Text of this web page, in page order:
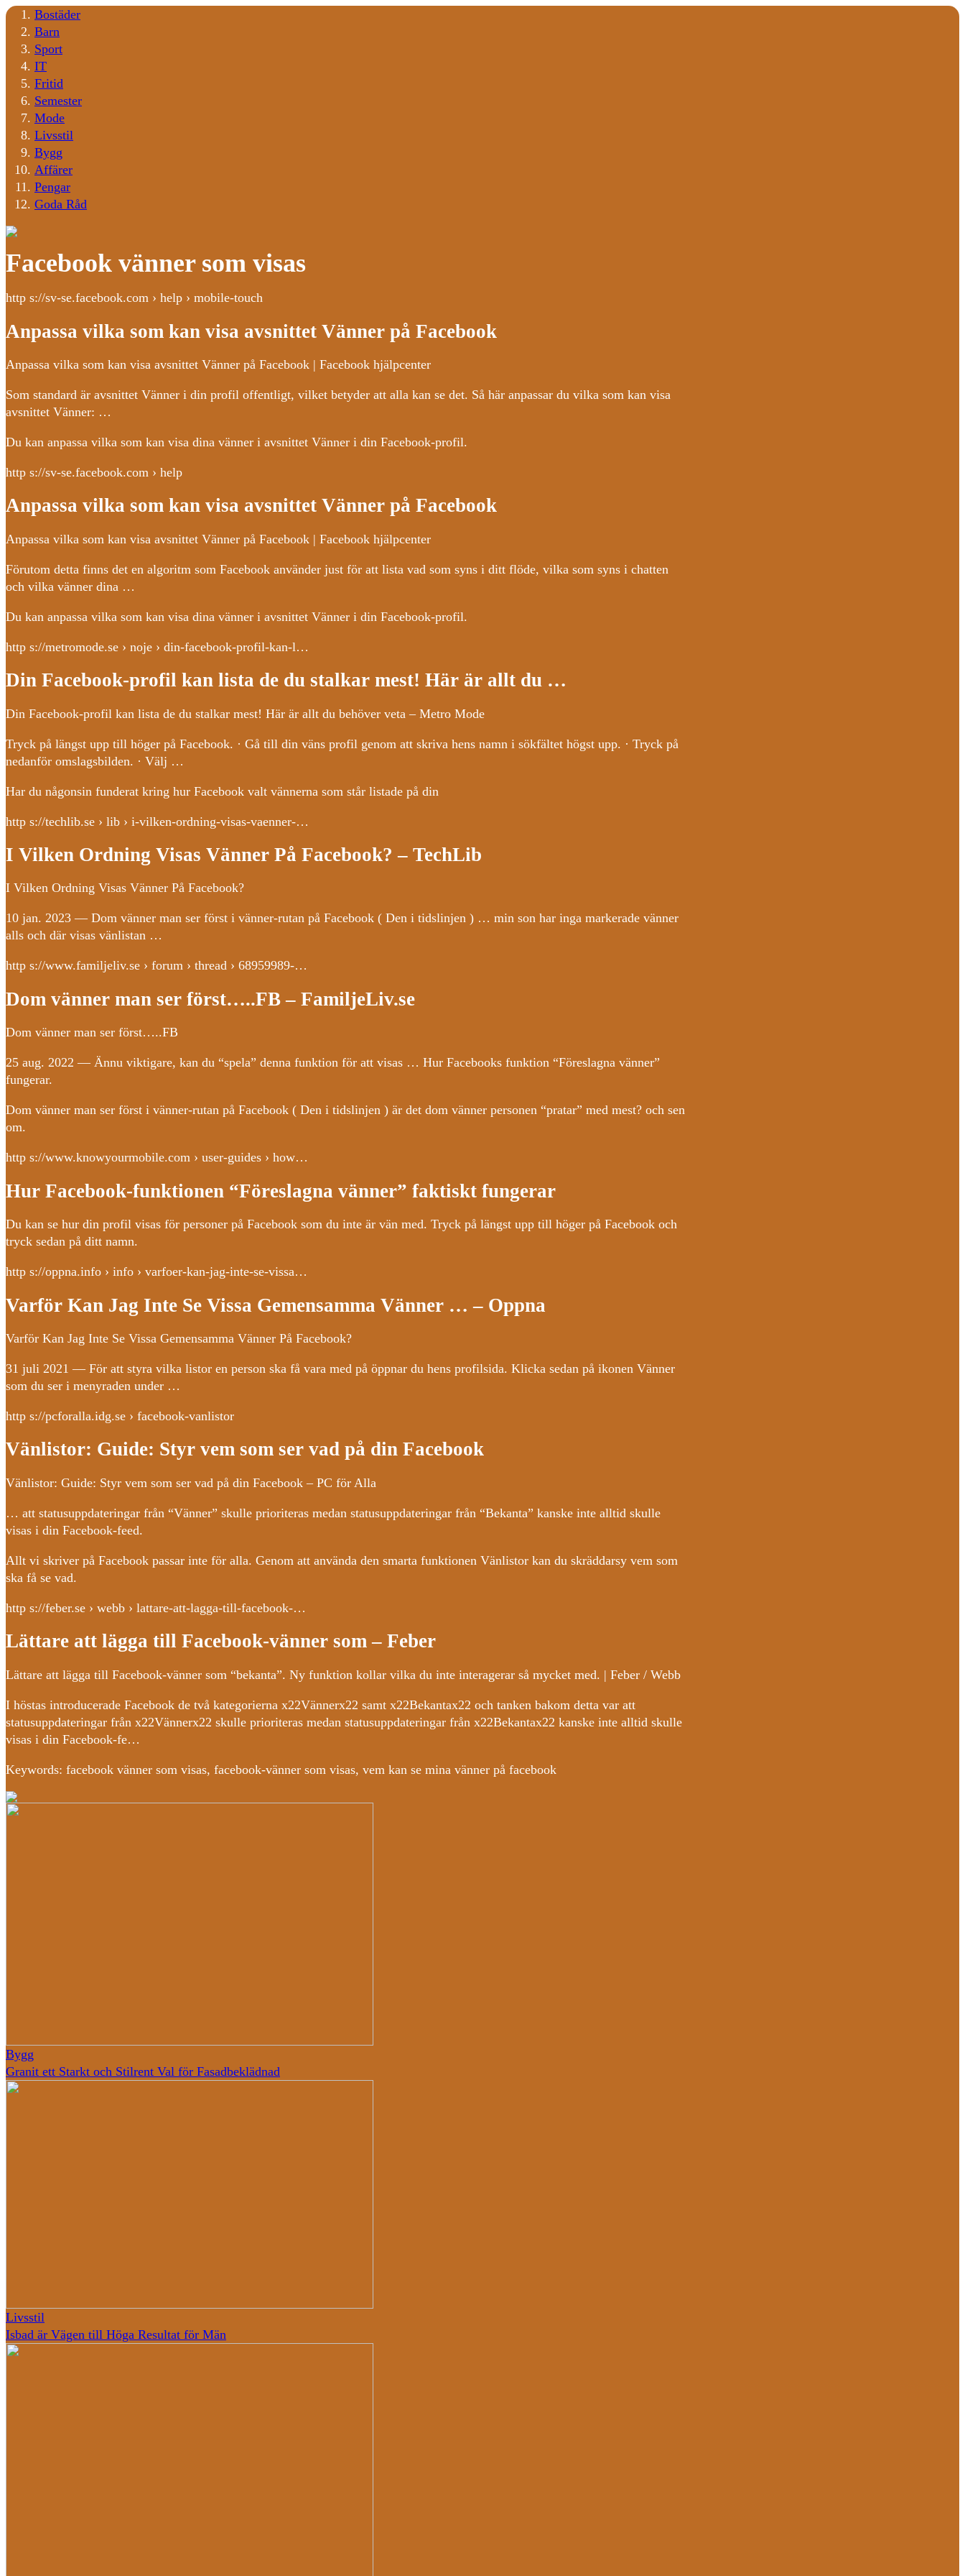
Bostäder
Barn
Sport
IT
Fritid
Semester
Mode
Livsstil
Bygg
Affärer
Pengar
Goda Råd
Facebook vänner som visas
http s://sv-se.facebook.com › help › mobile-touch
Anpassa vilka som kan visa avsnittet Vänner på Facebook
Anpassa vilka som kan visa avsnittet Vänner på Facebook | Facebook hjälpcenter
Som standard är avsnittet Vänner i din profil offentligt, vilket betyder att alla kan se det. Så här anpassar du vilka som kan visa
avsnittet Vänner: …
Du kan anpassa vilka som kan visa dina vänner i avsnittet Vänner i din Facebook-profil.
http s://sv-se.facebook.com › help
Anpassa vilka som kan visa avsnittet Vänner på Facebook
Anpassa vilka som kan visa avsnittet Vänner på Facebook | Facebook hjälpcenter
Förutom detta finns det en algoritm som Facebook använder just för att lista vad som syns i ditt flöde, vilka som syns i chatten
och vilka vänner dina …
Du kan anpassa vilka som kan visa dina vänner i avsnittet Vänner i din Facebook-profil.
http s://metromode.se › noje › din-facebook-profil-kan-l…
Din Facebook-profil kan lista de du stalkar mest! Här är allt du …
Din Facebook-profil kan lista de du stalkar mest! Här är allt du behöver veta – Metro Mode
Tryck på längst upp till höger på Facebook. · Gå till din väns profil genom att skriva hens namn i sökfältet högst upp. · Tryck på
nedanför omslagsbilden. · Välj …
Har du någonsin funderat kring hur Facebook valt vännerna som står listade på din
http s://techlib.se › lib › i-vilken-ordning-visas-vaenner-…
I Vilken Ordning Visas Vänner På Facebook? – TechLib
I Vilken Ordning Visas Vänner På Facebook?
10 jan. 2023 — Dom vänner man ser först i vänner-rutan på Facebook ( Den i tidslinjen ) … min son har inga markerade vänner
alls och där visas vänlistan …
http s://www.familjeliv.se › forum › thread › 68959989-…
Dom vänner man ser först…..FB – FamiljeLiv.se
Dom vänner man ser först…..FB
25 aug. 2022 — Ännu viktigare, kan du “spela” denna funktion för att visas … Hur Facebooks funktion “Föreslagna vänner”
fungerar.
Dom vänner man ser först i vänner-rutan på Facebook ( Den i tidslinjen ) är det dom vänner personen “pratar” med mest? och sen
om.
http s://www.knowyourmobile.com › user-guides › how…
Hur Facebook-funktionen “Föreslagna vänner” faktiskt fungerar
Du kan se hur din profil visas för personer på Facebook som du inte är vän med. Tryck på längst upp till höger på Facebook och
tryck sedan på ditt namn.
http s://oppna.info › info › varfoer-kan-jag-inte-se-vissa…
Varför Kan Jag Inte Se Vissa Gemensamma Vänner … – Oppna
Varför Kan Jag Inte Se Vissa Gemensamma Vänner På Facebook?
31 juli 2021 — För att styra vilka listor en person ska få vara med på öppnar du hens profilsida. Klicka sedan på ikonen Vänner
som du ser i menyraden under …
http s://pcforalla.idg.se › facebook-vanlistor
Vänlistor: Guide: Styr vem som ser vad på din Facebook
Vänlistor: Guide: Styr vem som ser vad på din Facebook – PC för Alla
… att statusuppdateringar från “Vänner” skulle prioriteras medan statusuppdateringar från “Bekanta” kanske inte alltid skulle
visas i din Facebook-feed.
Allt vi skriver på Facebook passar inte för alla. Genom att använda den smarta funktionen Vänlistor kan du skräddarsy vem som
ska få se vad.
http s://feber.se › webb › lattare-att-lagga-till-facebook-…
Lättare att lägga till Facebook-vänner som – Feber
Lättare att lägga till Facebook-vänner som “bekanta”. Ny funktion kollar vilka du inte interagerar så mycket med. | Feber / Webb
I höstas introducerade Facebook de två kategorierna x22Vännerx22 samt x22Bekantax22 och tanken bakom detta var att
statusuppdateringar från x22Vännerx22 skulle prioriteras medan statusuppdateringar från x22Bekantax22 kanske inte alltid skulle
visas i din Facebook-fe…
Keywords: facebook vänner som visas, facebook-vänner som visas, vem kan se mina vänner på facebook
Bygg
Granit ett Starkt och Stilrent Val för Fasadbeklädnad
Livsstil
Isbad är Vägen till Höga Resultat för Män